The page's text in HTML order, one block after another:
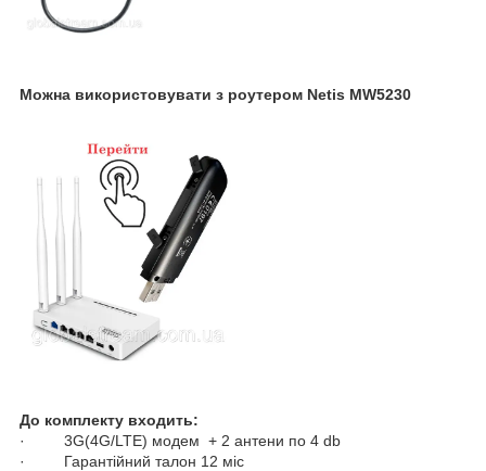
Можна використовувати з роутером Netis MW5230
До комплекту входить:
· 3G(4G/LTE) модем + 2 антени по 4 db
· Гарантійний талон 12 міс